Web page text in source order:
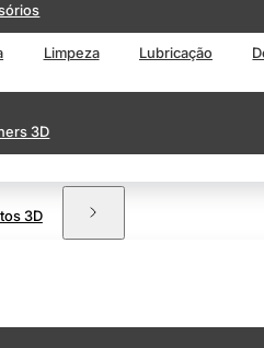
Limpeza Lubricação
3D
3D